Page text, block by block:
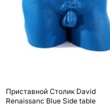
Приставной Столик David
Renaissanc Blue Side table